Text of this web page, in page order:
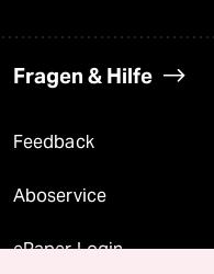
Fragen & Hilfe
Feedback
Aboservice
ePaper Login